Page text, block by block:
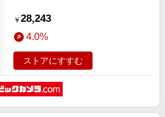
￥ 28,243
4.0%
ストアにすすむ